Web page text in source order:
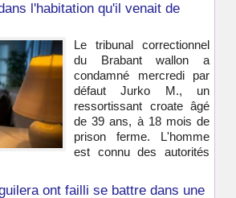
l'habitation qu'il venait de
Le tribunal correctionnel
du Brabant wallon a
condamné mercredi par
défaut Jurko M., un
ressortissant croate âgé
de 39 ans, à 18 mois de
prison ferme. L'homme
est connu des autorités
ont failli se battre dans une